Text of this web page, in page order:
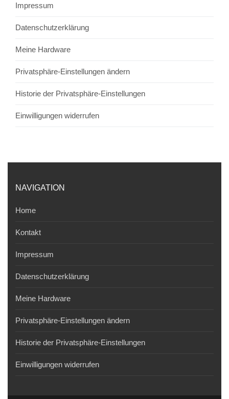
Impressum
Datenschutzerklärung
Meine Hardware
Privatsphäre-Einstellungen ändern
Historie der Privatsphäre-Einstellungen
Einwilligungen widerrufen
NAVIGATION
Home
Kontakt
Impressum
Datenschutzerklärung
Meine Hardware
Privatsphäre-Einstellungen ändern
Historie der Privatsphäre-Einstellungen
Einwilligungen widerrufen